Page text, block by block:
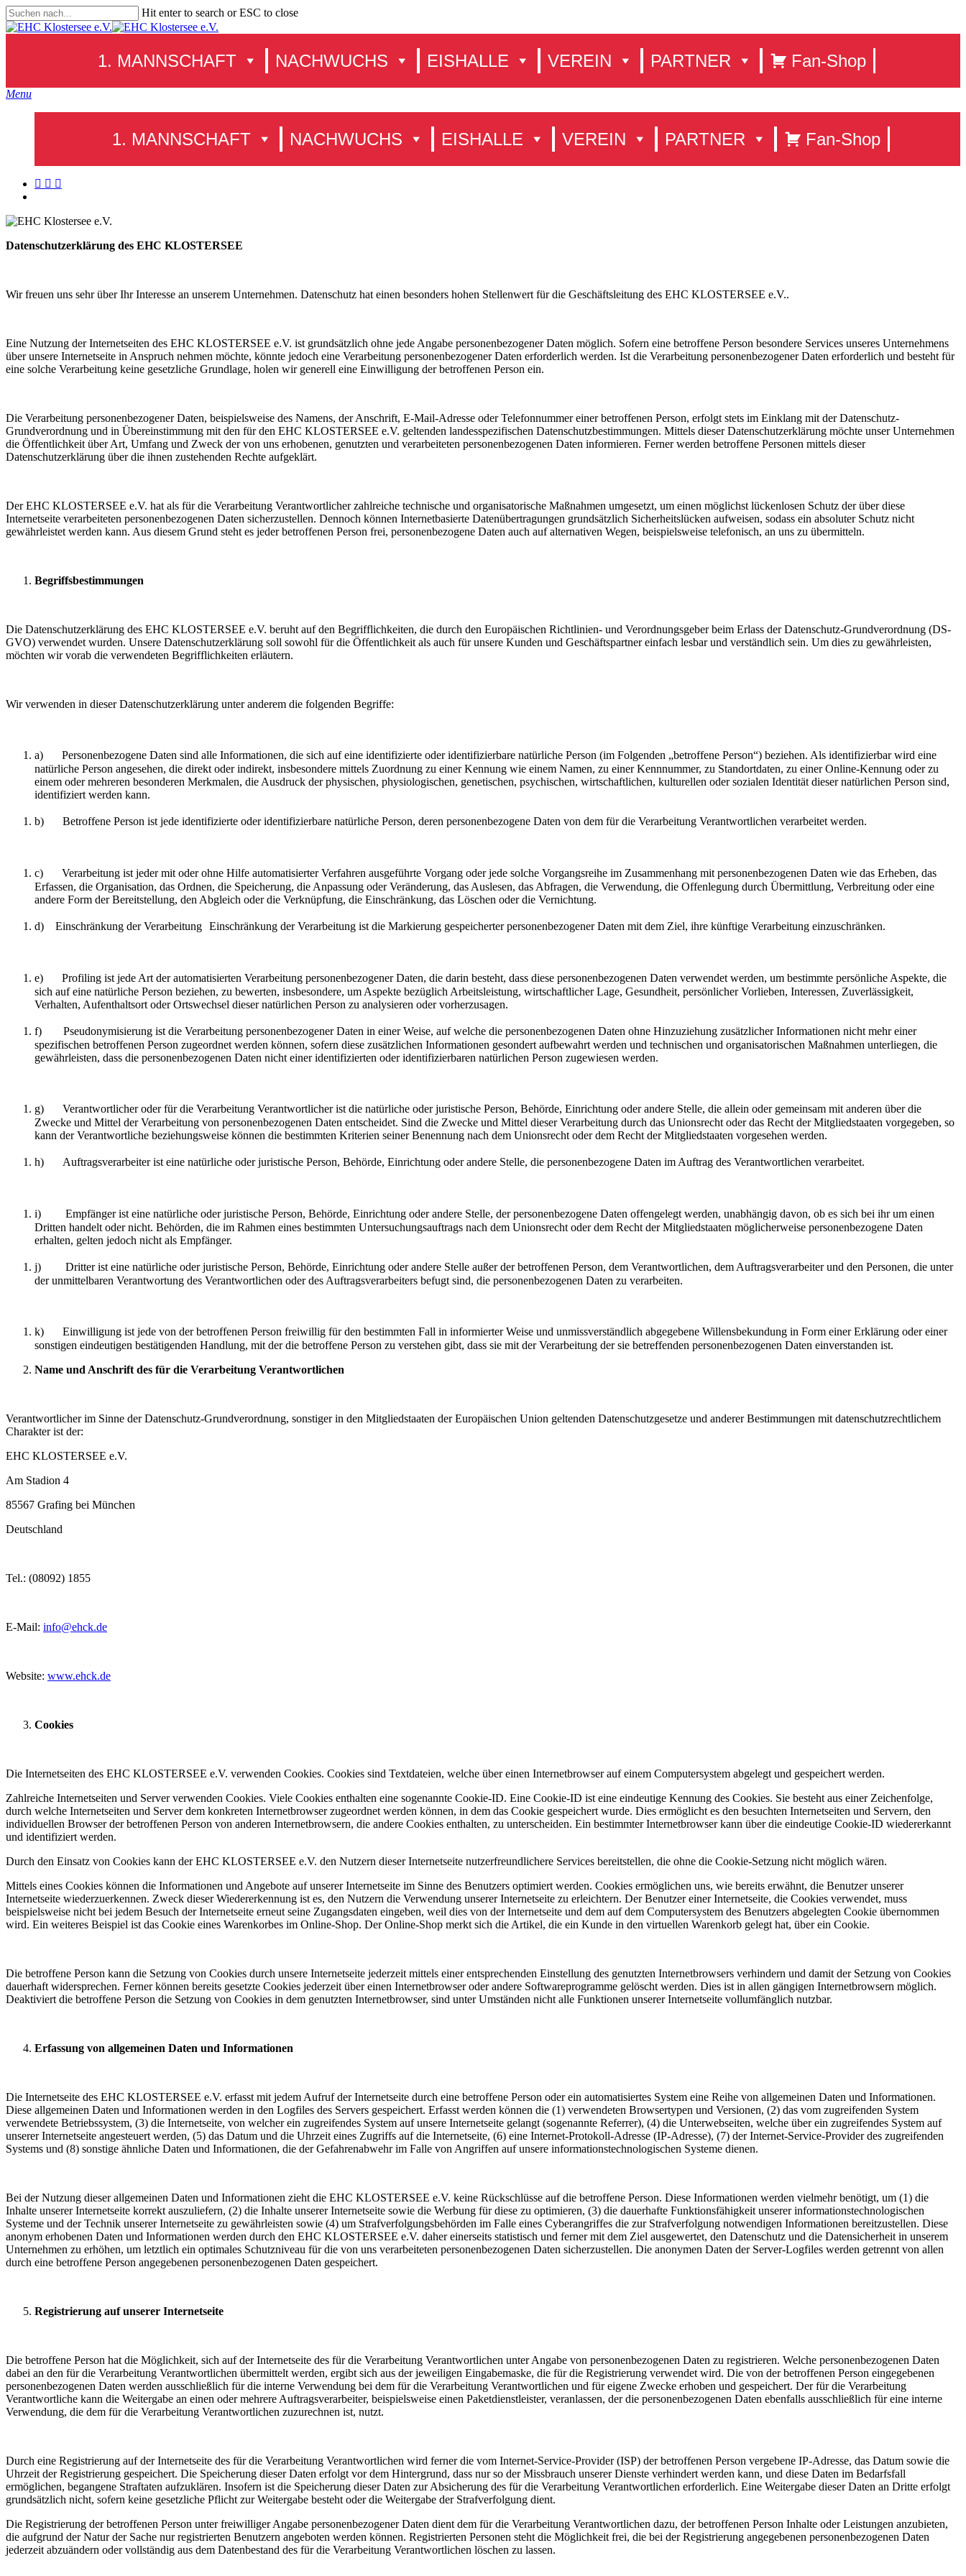
Skip
to
main
Hit enter to search or ESC to close
Close
1. MANNSCHAFT NACHWUCHS EISHALLE VEREIN PARTNER Fan-Shop
search
Menu
1. MANNSCHAFT NACHWUCHS EISHALLE VEREIN PARTNER Fan-Shop
facebook
youtube
instagram
Datenschutzerklärung des EHC KLOSTERSEE
Wir freuen uns sehr über Ihr Interesse an unserem Unternehmen. Datenschutz hat einen besonders hohen Stellenwert für die Geschäftsleitung des EHC KLOSTERSEE e.V..
Eine Nutzung der Internetseiten des EHC KLOSTERSEE e.V. ist grundsätzlich ohne jede Angabe personenbezogener Daten möglich. Sofern eine betroffene Person besondere Services unseres Unternehmens
über unsere Internetseite in Anspruch nehmen möchte, könnte jedoch eine Verarbeitung personenbezogener Daten erforderlich werden. Ist die Verarbeitung personenbezogener Daten erforderlich und besteht für
eine solche Verarbeitung keine gesetzliche Grundlage, holen wir generell eine Einwilligung der betroffenen Person ein.
Die Verarbeitung personenbezogener Daten, beispielsweise des Namens, der Anschrift, E-Mail-Adresse oder Telefonnummer einer betroffenen Person, erfolgt stets im Einklang mit der Datenschutz-
Grundverordnung und in Übereinstimmung mit den für den EHC KLOSTERSEE e.V. geltenden landesspezifischen Datenschutzbestimmungen. Mittels dieser Datenschutzerklärung möchte unser Unternehmen
die Öffentlichkeit über Art, Umfang und Zweck der von uns erhobenen, genutzten und verarbeiteten personenbezogenen Daten informieren. Ferner werden betroffene Personen mittels dieser
Datenschutzerklärung über die ihnen zustehenden Rechte aufgeklärt.
Der EHC KLOSTERSEE e.V. hat als für die Verarbeitung Verantwortlicher zahlreiche technische und organisatorische Maßnahmen umgesetzt, um einen möglichst lückenlosen Schutz der über diese
Internetseite verarbeiteten personenbezogenen Daten sicherzustellen. Dennoch können Internetbasierte Datenübertragungen grundsätzlich Sicherheitslücken aufweisen, sodass ein absoluter Schutz nicht
gewährleistet werden kann. Aus diesem Grund steht es jeder betroffenen Person frei, personenbezogene Daten auch auf alternativen Wegen, beispielsweise telefonisch, an uns zu übermitteln.
Begriffsbestimmungen
Die Datenschutzerklärung des EHC KLOSTERSEE e.V. beruht auf den Begrifflichkeiten, die durch den Europäischen Richtlinien- und Verordnungsgeber beim Erlass der Datenschutz-Grundverordnung (DS-
GVO) verwendet wurden. Unsere Datenschutzerklärung soll sowohl für die Öffentlichkeit als auch für unsere Kunden und Geschäftspartner einfach lesbar und verständlich sein. Um dies zu gewährleisten,
möchten wir vorab die verwendeten Begrifflichkeiten erläutern.
Wir verwenden in dieser Datenschutzerklärung unter anderem die folgenden Begriffe:
a) Personenbezogene Daten sind alle Informationen, die sich auf eine identifizierte oder identifizierbare natürliche Person (im Folgenden „betroffene Person“) beziehen. Als identifizierbar wird eine
natürliche Person angesehen, die direkt oder indirekt, insbesondere mittels Zuordnung zu einer Kennung wie einem Namen, zu einer Kennnummer, zu Standortdaten, zu einer Online-Kennung oder zu
einem oder mehreren besonderen Merkmalen, die Ausdruck der physischen, physiologischen, genetischen, psychischen, wirtschaftlichen, kulturellen oder sozialen Identität dieser natürlichen Person sind,
identifiziert werden kann.
b) Betroffene Person ist jede identifizierte oder identifizierbare natürliche Person, deren personenbezogene Daten von dem für die Verarbeitung Verantwortlichen verarbeitet werden.
c) Verarbeitung ist jeder mit oder ohne Hilfe automatisierter Verfahren ausgeführte Vorgang oder jede solche Vorgangsreihe im Zusammenhang mit personenbezogenen Daten wie das Erheben, das
Erfassen, die Organisation, das Ordnen, die Speicherung, die Anpassung oder Veränderung, das Auslesen, das Abfragen, die Verwendung, die Offenlegung durch Übermittlung, Verbreitung oder eine
andere Form der Bereitstellung, den Abgleich oder die Verknüpfung, die Einschränkung, das Löschen oder die Vernichtung.
d) Einschränkung der Verarbeitung Einschränkung der Verarbeitung ist die Markierung gespeicherter personenbezogener Daten mit dem Ziel, ihre künftige Verarbeitung einzuschränken.
e) Profiling ist jede Art der automatisierten Verarbeitung personenbezogener Daten, die darin besteht, dass diese personenbezogenen Daten verwendet werden, um bestimmte persönliche Aspekte, die
sich auf eine natürliche Person beziehen, zu bewerten, insbesondere, um Aspekte bezüglich Arbeitsleistung, wirtschaftlicher Lage, Gesundheit, persönlicher Vorlieben, Interessen, Zuverlässigkeit,
Verhalten, Aufenthaltsort oder Ortswechsel dieser natürlichen Person zu analysieren oder vorherzusagen.
f) Pseudonymisierung ist die Verarbeitung personenbezogener Daten in einer Weise, auf welche die personenbezogenen Daten ohne Hinzuziehung zusätzlicher Informationen nicht mehr einer
spezifischen betroffenen Person zugeordnet werden können, sofern diese zusätzlichen Informationen gesondert aufbewahrt werden und technischen und organisatorischen Maßnahmen unterliegen, die
gewährleisten, dass die personenbezogenen Daten nicht einer identifizierten oder identifizierbaren natürlichen Person zugewiesen werden.
g) Verantwortlicher oder für die Verarbeitung Verantwortlicher ist die natürliche oder juristische Person, Behörde, Einrichtung oder andere Stelle, die allein oder gemeinsam mit anderen über die
Zwecke und Mittel der Verarbeitung von personenbezogenen Daten entscheidet. Sind die Zwecke und Mittel dieser Verarbeitung durch das Unionsrecht oder das Recht der Mitgliedstaaten vorgegeben, so
kann der Verantwortliche beziehungsweise können die bestimmten Kriterien seiner Benennung nach dem Unionsrecht oder dem Recht der Mitgliedstaaten vorgesehen werden.
h) Auftragsverarbeiter ist eine natürliche oder juristische Person, Behörde, Einrichtung oder andere Stelle, die personenbezogene Daten im Auftrag des Verantwortlichen verarbeitet.
i) Empfänger ist eine natürliche oder juristische Person, Behörde, Einrichtung oder andere Stelle, der personenbezogene Daten offengelegt werden, unabhängig davon, ob es sich bei ihr um einen
Dritten handelt oder nicht. Behörden, die im Rahmen eines bestimmten Untersuchungsauftrags nach dem Unionsrecht oder dem Recht der Mitgliedstaaten möglicherweise personenbezogene Daten
erhalten, gelten jedoch nicht als Empfänger.
j) Dritter ist eine natürliche oder juristische Person, Behörde, Einrichtung oder andere Stelle außer der betroffenen Person, dem Verantwortlichen, dem Auftragsverarbeiter und den Personen, die unter
der unmittelbaren Verantwortung des Verantwortlichen oder des Auftragsverarbeiters befugt sind, die personenbezogenen Daten zu verarbeiten.
k) Einwilligung ist jede von der betroffenen Person freiwillig für den bestimmten Fall in informierter Weise und unmissverständlich abgegebene Willensbekundung in Form einer Erklärung oder einer
sonstigen eindeutigen bestätigenden Handlung, mit der die betroffene Person zu verstehen gibt, dass sie mit der Verarbeitung der sie betreffenden personenbezogenen Daten einverstanden ist.
Name und Anschrift des für die Verarbeitung Verantwortlichen
Verantwortlicher im Sinne der Datenschutz-Grundverordnung, sonstiger in den Mitgliedstaaten der Europäischen Union geltenden Datenschutzgesetze und anderer Bestimmungen mit datenschutzrechtlichem
Charakter ist der:
EHC KLOSTERSEE e.V.
Am Stadion 4
85567 Grafing bei München
Deutschland
Tel.: (08092) 1855
E-Mail: info@ehck.de
Website: www.ehck.de
Cookies
Die Internetseiten des EHC KLOSTERSEE e.V. verwenden Cookies. Cookies sind Textdateien, welche über einen Internetbrowser auf einem Computersystem abgelegt und gespeichert werden.
Zahlreiche Internetseiten und Server verwenden Cookies. Viele Cookies enthalten eine sogenannte Cookie-ID. Eine Cookie-ID ist eine eindeutige Kennung des Cookies. Sie besteht aus einer Zeichenfolge,
durch welche Internetseiten und Server dem konkreten Internetbrowser zugeordnet werden können, in dem das Cookie gespeichert wurde. Dies ermöglicht es den besuchten Internetseiten und Servern, den
individuellen Browser der betroffenen Person von anderen Internetbrowsern, die andere Cookies enthalten, zu unterscheiden. Ein bestimmter Internetbrowser kann über die eindeutige Cookie-ID wiedererkannt
und identifiziert werden.
Durch den Einsatz von Cookies kann der EHC KLOSTERSEE e.V. den Nutzern dieser Internetseite nutzerfreundlichere Services bereitstellen, die ohne die Cookie-Setzung nicht möglich wären.
Mittels eines Cookies können die Informationen und Angebote auf unserer Internetseite im Sinne des Benutzers optimiert werden. Cookies ermöglichen uns, wie bereits erwähnt, die Benutzer unserer
Internetseite wiederzuerkennen. Zweck dieser Wiedererkennung ist es, den Nutzern die Verwendung unserer Internetseite zu erleichtern. Der Benutzer einer Internetseite, die Cookies verwendet, muss
beispielsweise nicht bei jedem Besuch der Internetseite erneut seine Zugangsdaten eingeben, weil dies von der Internetseite und dem auf dem Computersystem des Benutzers abgelegten Cookie übernommen
wird. Ein weiteres Beispiel ist das Cookie eines Warenkorbes im Online-Shop. Der Online-Shop merkt sich die Artikel, die ein Kunde in den virtuellen Warenkorb gelegt hat, über ein Cookie.
Die betroffene Person kann die Setzung von Cookies durch unsere Internetseite jederzeit mittels einer entsprechenden Einstellung des genutzten Internetbrowsers verhindern und damit der Setzung von Cookies
dauerhaft widersprechen. Ferner können bereits gesetzte Cookies jederzeit über einen Internetbrowser oder andere Softwareprogramme gelöscht werden. Dies ist in allen gängigen Internetbrowsern möglich.
Deaktiviert die betroffene Person die Setzung von Cookies in dem genutzten Internetbrowser, sind unter Umständen nicht alle Funktionen unserer Internetseite vollumfänglich nutzbar.
Erfassung von allgemeinen Daten und Informationen
Die Internetseite des EHC KLOSTERSEE e.V. erfasst mit jedem Aufruf der Internetseite durch eine betroffene Person oder ein automatisiertes System eine Reihe von allgemeinen Daten und Informationen.
Diese allgemeinen Daten und Informationen werden in den Logfiles des Servers gespeichert. Erfasst werden können die (1) verwendeten Browsertypen und Versionen, (2) das vom zugreifenden System
verwendete Betriebssystem, (3) die Internetseite, von welcher ein zugreifendes System auf unsere Internetseite gelangt (sogenannte Referrer), (4) die Unterwebseiten, welche über ein zugreifendes System auf
unserer Internetseite angesteuert werden, (5) das Datum und die Uhrzeit eines Zugriffs auf die Internetseite, (6) eine Internet-Protokoll-Adresse (IP-Adresse), (7) der Internet-Service-Provider des zugreifenden
Systems und (8) sonstige ähnliche Daten und Informationen, die der Gefahrenabwehr im Falle von Angriffen auf unsere informationstechnologischen Systeme dienen.
Bei der Nutzung dieser allgemeinen Daten und Informationen zieht die EHC KLOSTERSEE e.V. keine Rückschlüsse auf die betroffene Person. Diese Informationen werden vielmehr benötigt, um (1) die
Inhalte unserer Internetseite korrekt auszuliefern, (2) die Inhalte unserer Internetseite sowie die Werbung für diese zu optimieren, (3) die dauerhafte Funktionsfähigkeit unserer informationstechnologischen
Systeme und der Technik unserer Internetseite zu gewährleisten sowie (4) um Strafverfolgungsbehörden im Falle eines Cyberangriffes die zur Strafverfolgung notwendigen Informationen bereitzustellen. Diese
anonym erhobenen Daten und Informationen werden durch den EHC KLOSTERSEE e.V. daher einerseits statistisch und ferner mit dem Ziel ausgewertet, den Datenschutz und die Datensicherheit in unserem
Unternehmen zu erhöhen, um letztlich ein optimales Schutzniveau für die von uns verarbeiteten personenbezogenen Daten sicherzustellen. Die anonymen Daten der Server-Logfiles werden getrennt von allen
durch eine betroffene Person angegebenen personenbezogenen Daten gespeichert.
Registrierung auf unserer Internetseite
Die betroffene Person hat die Möglichkeit, sich auf der Internetseite des für die Verarbeitung Verantwortlichen unter Angabe von personenbezogenen Daten zu registrieren. Welche personenbezogenen Daten
dabei an den für die Verarbeitung Verantwortlichen übermittelt werden, ergibt sich aus der jeweiligen Eingabemaske, die für die Registrierung verwendet wird. Die von der betroffenen Person eingegebenen
personenbezogenen Daten werden ausschließlich für die interne Verwendung bei dem für die Verarbeitung Verantwortlichen und für eigene Zwecke erhoben und gespeichert. Der für die Verarbeitung
Verantwortliche kann die Weitergabe an einen oder mehrere Auftragsverarbeiter, beispielsweise einen Paketdienstleister, veranlassen, der die personenbezogenen Daten ebenfalls ausschließlich für eine interne
Verwendung, die dem für die Verarbeitung Verantwortlichen zuzurechnen ist, nutzt.
Durch eine Registrierung auf der Internetseite des für die Verarbeitung Verantwortlichen wird ferner die vom Internet-Service-Provider (ISP) der betroffenen Person vergebene IP-Adresse, das Datum sowie die
Uhrzeit der Registrierung gespeichert. Die Speicherung dieser Daten erfolgt vor dem Hintergrund, dass nur so der Missbrauch unserer Dienste verhindert werden kann, und diese Daten im Bedarfsfall
ermöglichen, begangene Straftaten aufzuklären. Insofern ist die Speicherung dieser Daten zur Absicherung des für die Verarbeitung Verantwortlichen erforderlich. Eine Weitergabe dieser Daten an Dritte erfolgt
grundsätzlich nicht, sofern keine gesetzliche Pflicht zur Weitergabe besteht oder die Weitergabe der Strafverfolgung dient.
Die Registrierung der betroffenen Person unter freiwilliger Angabe personenbezogener Daten dient dem für die Verarbeitung Verantwortlichen dazu, der betroffenen Person Inhalte oder Leistungen anzubieten,
die aufgrund der Natur der Sache nur registrierten Benutzern angeboten werden können. Registrierten Personen steht die Möglichkeit frei, die bei der Registrierung angegebenen personenbezogenen Daten
jederzeit abzuändern oder vollständig aus dem Datenbestand des für die Verarbeitung Verantwortlichen löschen zu lassen.